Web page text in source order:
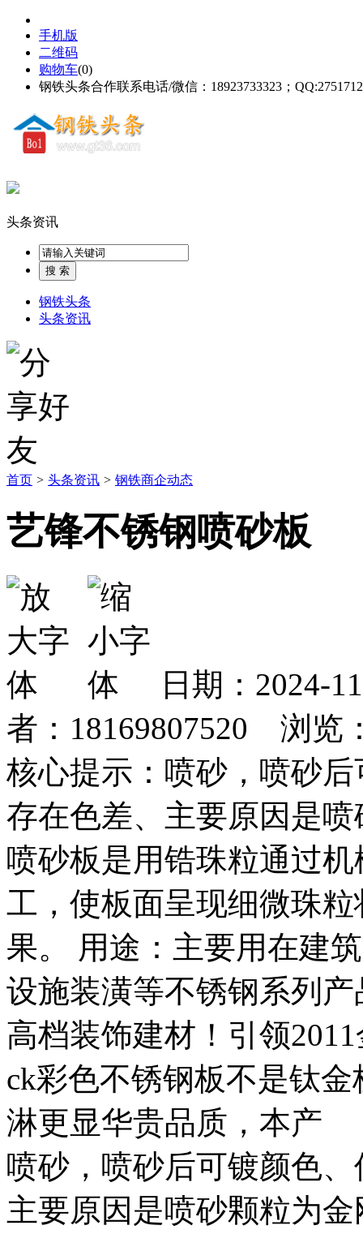
手机版
二维码
购物车(0)
钢铁头条合作联系电话/微信：18923733323；
头条资讯
钢铁头条
头条资讯
首页 > 头条资讯 > 钢铁商企动态
艺锋不锈钢喷砂板
日期：2024-
者：18169807520 浏览
核心提示：喷砂，喷砂
存在色差、主要原因是
喷砂板是用锆珠粒通过
工，使板面呈现细微珠
果。 用途：主要用在建
设施装潢等不锈钢系列
高档装饰建材！引领
ck彩色不锈钢板不是钛
淋更显华贵品质，本产
喷砂，喷砂后可镀颜色
主要原因是喷砂颗粒为